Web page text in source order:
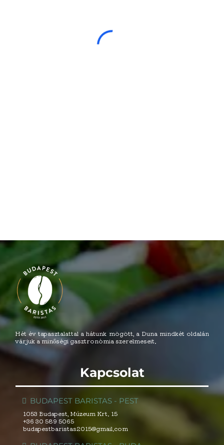
Hét év tapasztalattal a hátunk mögött, a Duna mindkét oldalán
várjuk a minőségi gasztronómia szerelmeseit.
Kapcsolat
BUDAPEST BARISTAS - PEST
1053 Budapest, Múzeum Krt. 15
+36 30 589 5065
budapestbaristas2015@gmail.com